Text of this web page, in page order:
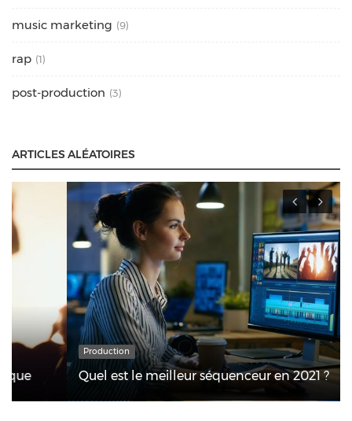
music marketing (9)
rap (1)
post-production (3)
ARTICLES ALÉATOIRES
Production
Quel est le meilleur séquenceur en 2021 ?